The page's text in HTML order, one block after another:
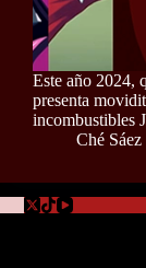
Este año 2024,
presenta
incombustibles
Ché Sáez